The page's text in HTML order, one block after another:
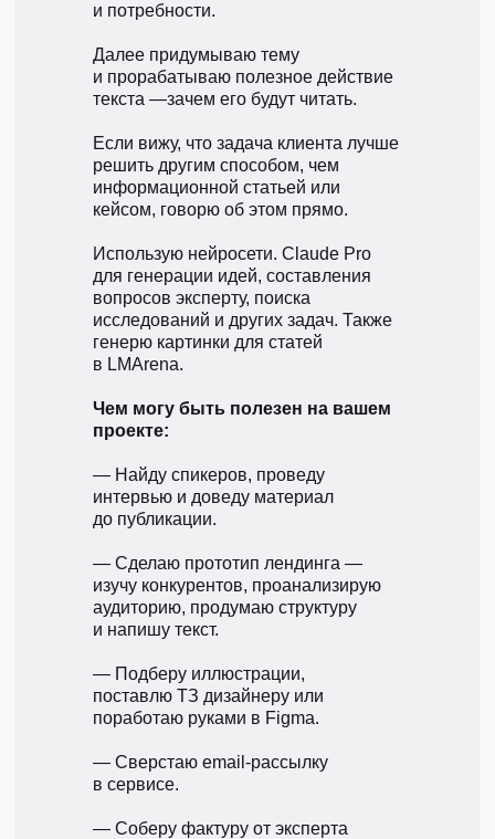
и потребности.
Далее придумываю тему
и прорабатываю полезное действие
текста —зачем его будут читать.
Если вижу, что задача клиента лучше
решить другим способом, чем
информационной статьей или
кейсом, говорю об этом прямо.
Использую нейросети. Claude Pro
для генерации идей, составления
вопросов эксперту, поиска
исследований и других задач. Также
генерю картинки для статей
в LMArena.
Чем могу быть полезен на вашем
проекте:
— Найду спикеров, проведу
интервью и доведу материал
до публикации.
— Сделаю прототип лендинга —
изучу конкурентов, проанализирую
аудиторию, продумаю структуру
и напишу текст.
— Подберу иллюстрации,
поставлю ТЗ дизайнеру или
поработаю руками в Figma.
— Сверстаю email-рассылку
в сервисе.
— Соберу фактуру от эксперта